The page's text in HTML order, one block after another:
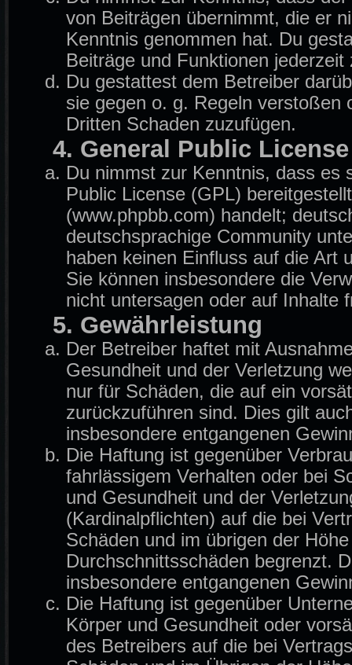
von Beiträgen übernimmt, die er
Kenntnis genommen hat. Du
Beiträge und Funktionen
Du gestattest dem Betreiber
sie gegen o. g. Regeln verstoßen
Dritten Schaden zuzufügen.
4. General Public License
Du nimmst zur Kenntnis, dass es
Public License (GPL)
(www.phpbb.com) handelt;
deutschsprachige Community
haben keinen Einfluss auf die Art
Sie können insbesondere die
nicht untersagen oder auf Inhalte
5. Gewährleistung
Der Betreiber haftet mit
Gesundheit und der Verletzung
nur für Schäden, die auf ein
zurückzuführen sind. Dies gilt
insbesondere entgangenen
Die Haftung ist gegenüber
fahrlässigem Verhalten oder bei
und Gesundheit und der
(Kardinalpflichten) auf die bei
Schäden und im übrigen der
Durchschnittsschäden begrenzt.
insbesondere entgangenen
Die Haftung ist gegenüber
Körper und Gesundheit oder
des Betreibers auf die bei